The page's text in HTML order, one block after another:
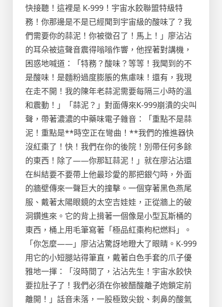
快接聽！這裡是 K-999！宇宙水餃聯盟特級特
務！你那邊是不是已經聞到宇宙級的酸味了？我
們需要你的蒜泥！你被徵召了！馬上！」廖沾沾
的耳朵被這聲音震得嗡嗡作響，他捏著對講機，
困惑地喊道：「特務？酸味？等等！我聞到的不
是酸味！是麵粉過度膨脹的焦慮味！還有，我現
在走不開！我的陳年老蒜泥需要每隔三小時的溫
和震動！」「蒜泥？」對面傳來K-999崩潰的尖叫
聲，帶著濃濃的中藥味電子雜音：「重點不是蒜
泥！重點是**時空正在彎曲！**我們的推進器快
沒紅棗了！快！我們在你的後院！別帶任何多餘
的東西！除了——你那缸蒜泥！」就在廖沾沾還
在糾結要不要帶上他最珍愛的那把銀勺時，外面
的牆壁傳來一聲巨大的撞擊。一個穿著黑色燕尾
服、戴著太陽眼鏡的太空吉娃娃，正從牆上的破
洞鑽進來。它的背上揹著一個像是小型瓦斯桶的
東西，桶上用毛筆寫著「極品紅棗枸杞燃料」。
「你怎麼——」廖沾沾驚訝地瞪大了眼睛。K-999
用它的小短腿站得筆直，戴著白色手套的爪子優
雅地一揮：「沒時間了，沾沾先生！宇宙水餃快
要拉肚子了！我們必須在你被醋酸離子炮鎖定前
離開！」話音未落，一股極致尖銳、刺鼻的酸氣